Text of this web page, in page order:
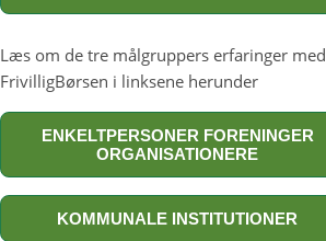
Læs om de tre målgruppers erfaringer med
FrivilligBørsen i linksene herunder
ENKELTPERSONER FORENINGER
ORGANISATIONERE
KOMMUNALE INSTITUTIONER